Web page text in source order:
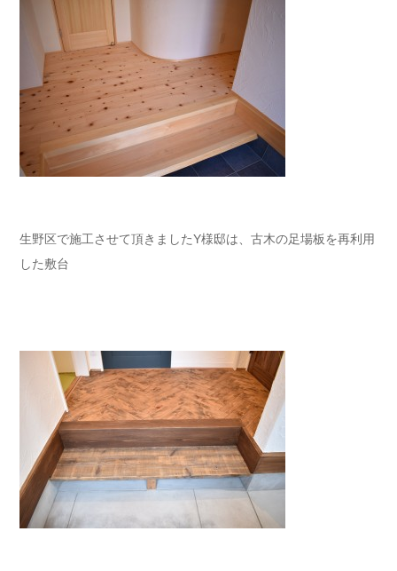
生野区で施工させて頂きましたY様邸は、古木の足場板を再利用
した敷台